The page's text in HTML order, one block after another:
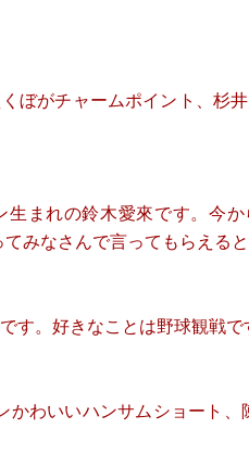
ぼがチャームポイント、杉
生まれの鈴⽊愛來です。今
みなさんで言ってもらえると
す。好きなことは野球観戦で
かわいいハンサムショート